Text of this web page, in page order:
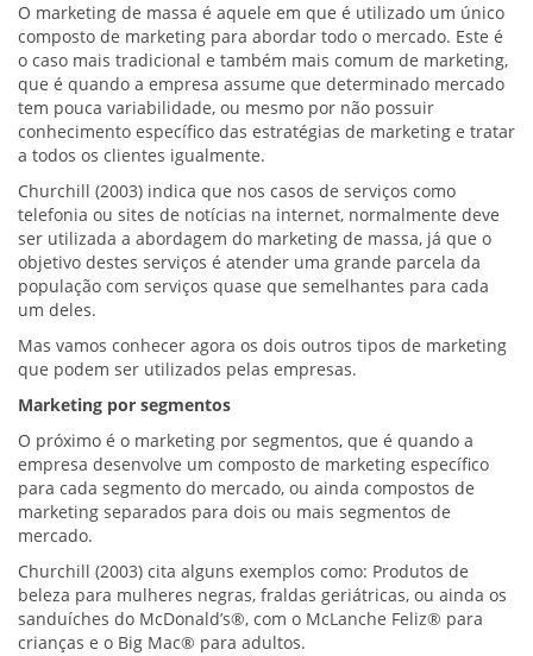
O marketing de massa é aquele em que é utilizado um único
composto de marketing para abordar todo o mercado. Este é
o caso mais tradicional e também mais comum de marketing,
que é quando a empresa assume que determinado mercado
tem pouca variabilidade, ou mesmo por não possuir
conhecimento específico das estratégias de marketing e tratar
a todos os clientes igualmente.
Churchill (2003) indica que nos casos de serviços como
telefonia ou sites de notícias na internet, normalmente deve
ser utilizada a abordagem do marketing de massa, já que o
objetivo destes serviços é atender uma grande parcela da
população com serviços quase que semelhantes para cada
um deles.
Mas vamos conhecer agora os dois outros tipos de marketing
que podem ser utilizados pelas empresas.
Marketing por segmentos
O próximo é o marketing por segmentos, que é quando a
empresa desenvolve um composto de marketing específico
para cada segmento do mercado, ou ainda compostos de
marketing separados para dois ou mais segmentos de
mercado.
Churchill (2003) cita alguns exemplos como: Produtos de
beleza para mulheres negras, fraldas geriátricas, ou ainda os
sanduíches do McDonald’s®, com o McLanche Feliz® para
crianças e o Big Mac® para adultos.